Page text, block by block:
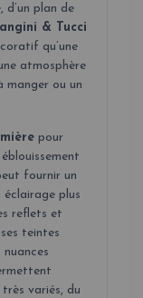
d’un plan de
& Tucci
qu’une
atmosphère
manger ou un
pour
fournir un
éclairage plus
reflets et
teintes
variés, du